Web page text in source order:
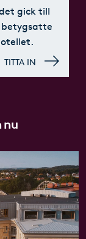
gick till
betygsatte
TITTA IN
nu